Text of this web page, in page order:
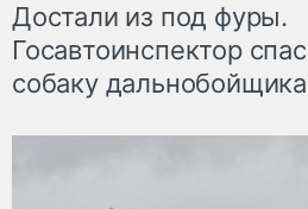
Достали из под фуры.
Госавтоинспектор
собаку дальнобойщика